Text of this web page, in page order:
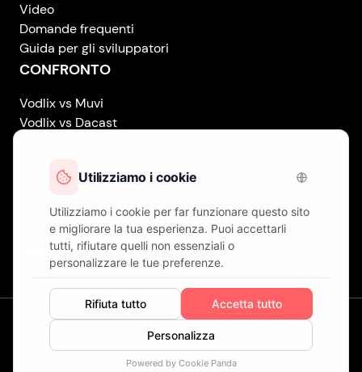
Video
Domande frequenti
Guida per gli sviluppatori
CONFRONTO
Vodlix vs Muvi
Vodlix vs Dacast
Vodlix vs Brightcove
Vodlix on LinkedIn
Vodlix on Facebook
Vodlix on X (Twitter)
Vodlix on Instagram
I Nostri Uffici
Londra (Regno Unito) . Finlandia . Cipro